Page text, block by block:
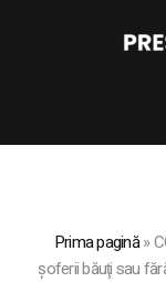
Prima pagină»
șoferii băuţi sau